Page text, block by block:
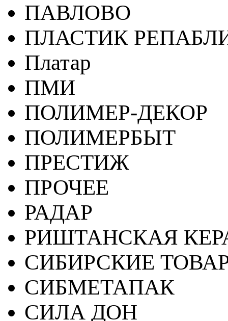
ПАВЛОВО
ПЛАСТИК
Платар
ПМИ
ПОЛИМЕР-ДЕКОР
ПОЛИМЕРБЫТ
ПРЕСТИЖ
ПРОЧЕЕ
РАДАР
РИШТАНСКАЯ
СИБИРСКИЕ
СИБМЕТАПАК
СИЛА ДОН